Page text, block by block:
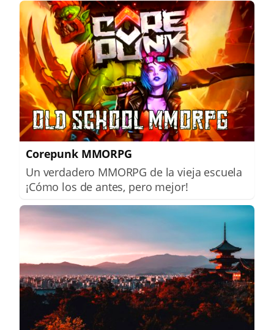
Corepunk MMORPG
Un verdadero MMORPG de la vieja escuela
¡Cómo los de antes, pero mejor!